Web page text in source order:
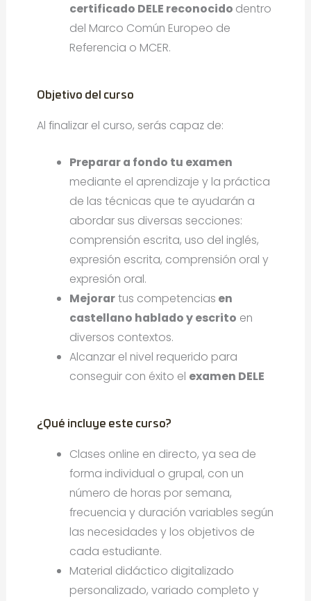
certificado DELE reconocido dentro
del Marco Común Europeo de
Referencia o MCER.
Objetivo del curso
Al finalizar el curso, serás capaz de:
Preparar a fondo tu examen
mediante el aprendizaje y la práctica
de las técnicas que te ayudarán a
abordar sus diversas secciones:
comprensión escrita, uso del inglés,
expresión escrita, comprensión oral y
expresión oral.
Mejorartus competencias en
castellano hablado y escrito en
diversos contextos.
Alcanzar el nivel requerido para
conseguir con éxito el examen DELE
¿Qué incluye este curso?
Clases online en directo, ya sea de
forma individual o grupal, con un
número de horas por semana,
frecuencia y duración variables según
las necesidades y los objetivos de
cada estudiante.
Material didáctico digitalizado
personalizado, variado completo y